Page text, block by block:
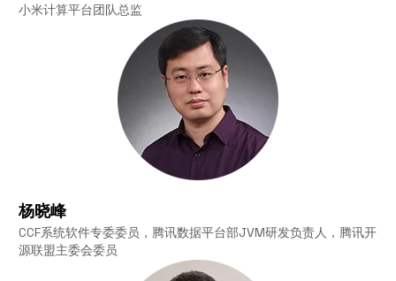
小米计算平台团队总监
杨晓峰
CCF系统软件专委委员，腾讯数据平台部JVM研发负责人，腾讯开
源联盟主委会委员